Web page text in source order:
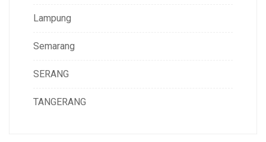
Lampung
Semarang
SERANG
TANGERANG